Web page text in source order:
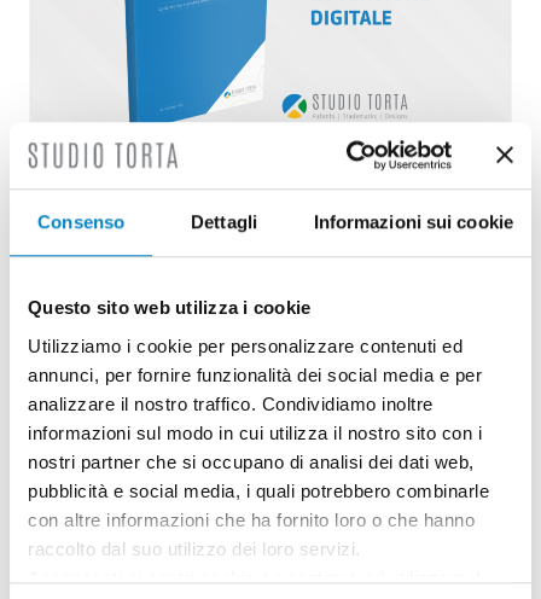
Consenso Dettagli Informazioni sui cookie
Questo sito web utilizza i cookie
Utilizziamo i cookie per personalizzare contenuti ed
annunci, per fornire funzionalità dei social media e per
analizzare il nostro traffico. Condividiamo inoltre
informazioni sul modo in cui utilizza il nostro sito con i
nostri partner che si occupano di analisi dei dati web,
pubblicità e social media, i quali potrebbero combinarle
con altre informazioni che ha fornito loro o che hanno
raccolto dal suo utilizzo dei loro servizi.
Acconsenti ai nostri cookie se continua ad utilizzare il
Guida teorica e pratica della Proprietà
Industriale: disponibile...
Rassegna stampa
È disponibile la settima edizione della Guida
teorica e pratica della Proprietà Industriale,
una pubblicazione curata [...]